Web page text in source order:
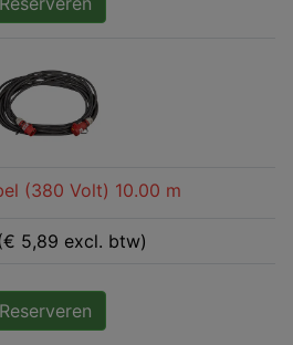
(380 Volt) 10.00 m
5,89 excl. btw)
Reserveren